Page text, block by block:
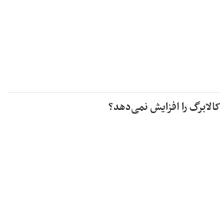
را افزایش نمی‌دهد؟